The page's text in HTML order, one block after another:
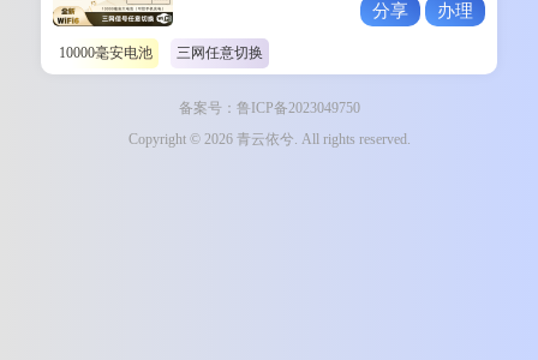
分享 办理
10000毫安电池 三网任意切换
备案号：鲁ICP备2023049750
Copyright © 2026 青云依兮. All rights reserved.